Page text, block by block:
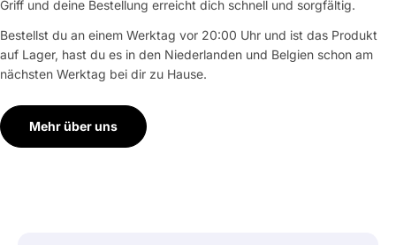
Griff und deine Bestellung erreicht dich schnell und sorgfältig.
Bestellst du an einem Werktag vor 20:00 Uhr und ist das Produkt
auf Lager, hast du es in den Niederlanden und Belgien schon am
nächsten Werktag bei dir zu Hause.
Mehr über uns